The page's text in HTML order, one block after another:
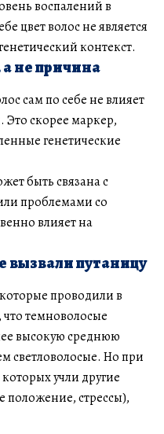
воспалений в
цвет волос не является
контекст.
не причина
сам по себе не влияет
скорее маркер,
генетические
быть связана с
проблемами со
влияет на
вызвали путаницу
проводили в
темноволосые
высокую среднюю
светловолосые. Но при
учли другие
положение, стрессы),